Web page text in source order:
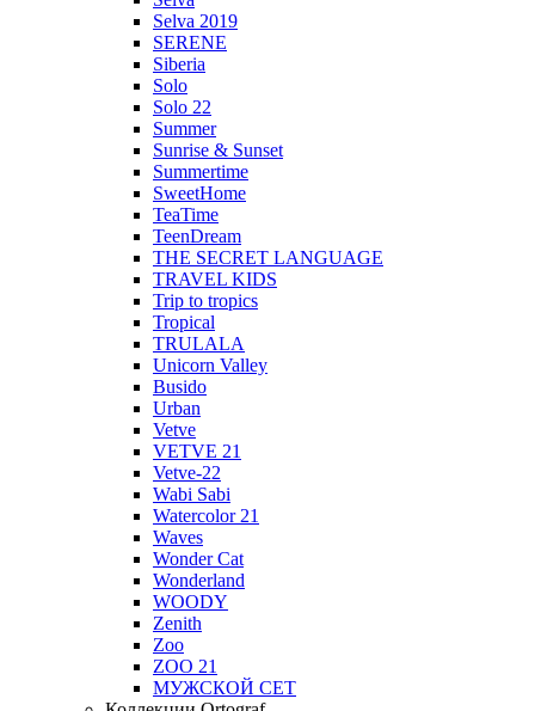
Selva 2019
SERENE
Siberia
Solo
Solo 22
Summer
Sunrise & Sunset
Summertime
SweetHome
TeaTime
TeenDream
THE SECRET LANGUAGE
TRAVEL KIDS
Trip to tropics
Tropical
TRULALA
Unicorn Valley
Busido
Urban
Vetve
VETVE 21
Vetve-22
Wabi Sabi
Watercolor 21
Waves
Wonder Cat
Wonderland
WOODY
Zenith
Zoo
ZOO 21
МУЖСКОЙ СЕТ